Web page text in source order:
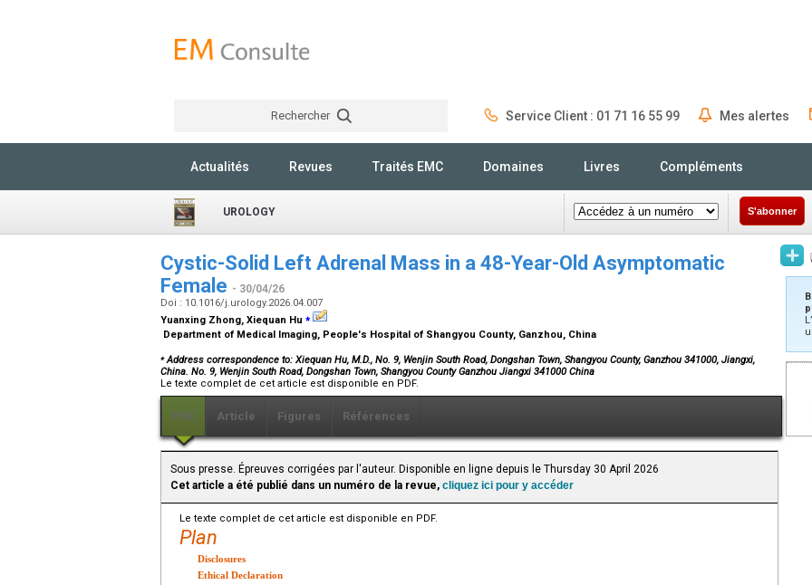
Rechercher Service Client : 01 71 16 55 99 Mes alertes
Actualités Revues Traités EMC Domaines Livres Compléments
UROLOGY S'abonner
Cystic-Solid Left Adrenal Mass in a 48-Year-Old Asymptomatic
Female - 30/04/26
Doi : 10.1016/j.urology.2026.04.007
Yuanxing Zhong, Xiequan Hu ⁎
Department of Medical Imaging, People's Hospital of Shangyou County, Ganzhou, China
⁎ Address correspondence to: Xiequan Hu, M.D., No. 9, Wenjin South Road, Dongshan Town, Shangyou County, Ganzhou 341000, Jiangxi,
China. No. 9, Wenjin South Road, Dongshan Town, Shangyou County Ganzhou Jiangxi 341000 China
Le texte complet de cet article est disponible en PDF.
PDF Article Figures Références
Sous presse. Épreuves corrigées par l'auteur. Disponible en ligne depuis le Thursday 30 April 2026
Cet article a été publié dans un numéro de la revue, cliquez ici pour y accéder
Le texte complet de cet article est disponible en PDF.
Plan
Disclosures
Ethical Declaration